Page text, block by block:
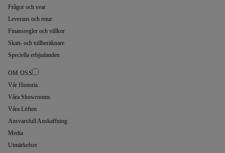
Frågor och svar
Leverans och retur
Finansregler och villkor
Skatt- och tullberäknare
Speciella erbjudanden
OM OSS
Vår Historia
Våra Showrooms
Våra Löften
Ansvarsfull Anskaffning
Media
Utmärkelser